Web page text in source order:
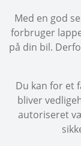
Med en god
forbruger
på din bil.
Du kan for et
bliver
autoriseret